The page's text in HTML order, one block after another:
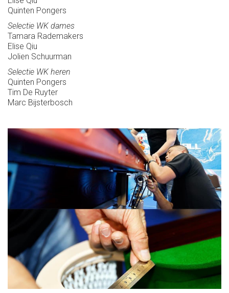
Quinten Pongers
Selectie WK dames
Tamara Rademakers
Elise Qiu
Jolien Schuurman
Selectie WK heren
Quinten Pongers
Tim De Ruyter
Marc Bijsterbosch